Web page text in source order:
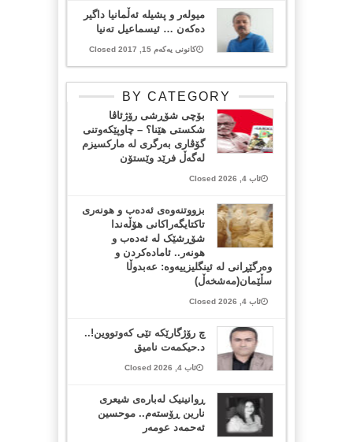
میولەر و پشیلە ئەڵمانیا داگیر
دەکەن … ئیسماعیل تەنیا
کانونی یەکەم 15, 2017 Closed
BY CATEGORY
بۆچی شۆڕشی رۆژئاڤا
شکستی هێنا؟ – چاوپێکەوتنی
گۆڤاری بەرگری لە مارکسیزم
لەگەڵ فرێد وێستۆن
ئاب 4, 2026 Closed
بزووتنەوەی ئەدەب و هونەری
تاکتایگەراکانی هۆڵەندا
شۆڕشێک لە ئەدەب و
هونەر.. ئامادەکردن و
وەرگێڕانی لە ئینگلیزییەوە: عەبدوڵا
سڵێمان(مەشخەڵ)
ئاب 4, 2026 Closed
چ رۆژگارێکە تێی کەوتووین!..
د.حیکمەت نامیق
ئاب 4, 2026 Closed
ڕوانینیک لەبارەى شیعرى
نارین ڕۆستەم.. موحسین
ئەحمەد عومەر